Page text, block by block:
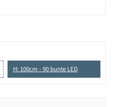
H: 100cm - 90 bunte LED